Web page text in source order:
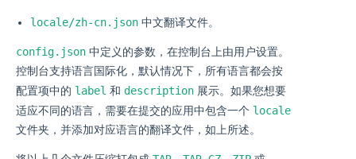
locale/zh-cn.json 中文翻译文件。
config.json 中定义的参数，在控制台上由用户设置。
控制台支持语言国际化，默认情况下，所有语言都会按
配置项中的 label 和 description 展示。如果您想要
适应不同的语言，需要在提交的应用中包含一个 locale
文件夹，并添加对应语言的翻译文件，如上所述。